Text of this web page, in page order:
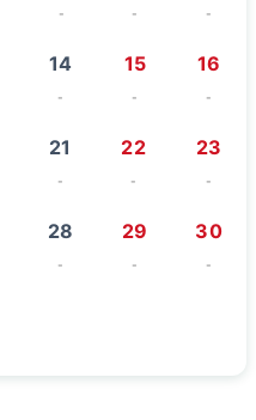
- - -
14
-
15
-
16
-
21
-
22
-
23
-
28
-
29
-
30
-